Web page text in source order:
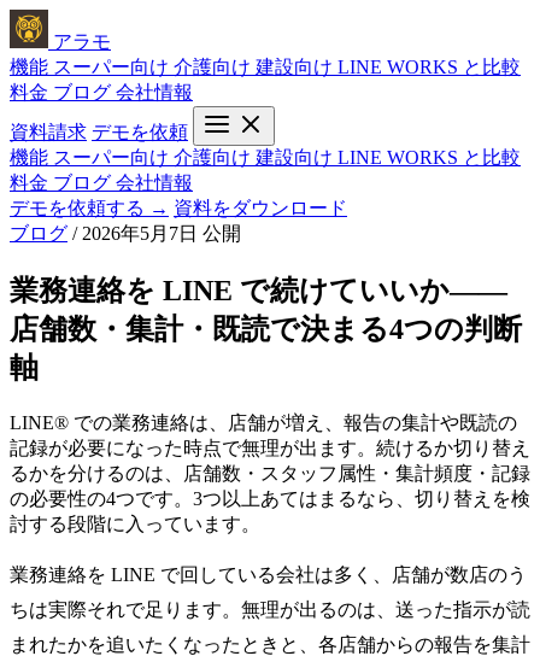
アラモ
機能 スーパー向け 介護向け 建設向け LINE WORKS と比較
料金 ブログ 会社情報
資料請求 デモを依頼
機能 スーパー向け 介護向け 建設向け LINE WORKS と比較
料金 ブログ 会社情報
デモを依頼する → 資料をダウンロード
ブログ / 2026年5月7日 公開
業務連絡を LINE で続けていいか——
店舗数・集計・既読で決まる4つの判断
軸
LINE® での業務連絡は、店舗が増え、報告の集計や既読の
記録が必要になった時点で無理が出ます。続けるか切り替え
るかを分けるのは、店舗数・スタッフ属性・集計頻度・記録
の必要性の4つです。3つ以上あてはまるなら、切り替えを検
討する段階に入っています。
業務連絡を LINE で回している会社は多く、店舗が数店のう
ちは実際それで足ります。無理が出るのは、送った指示が読
まれたかを追いたくなったときと、各店舗からの報告を集計